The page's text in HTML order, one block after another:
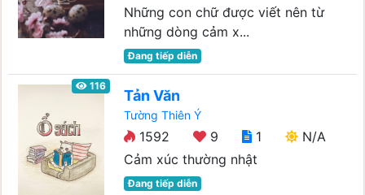
Những con chữ được viết nên từ
những dòng cảm x...
Đang tiếp diễn
116
Tản Văn
Tường Thiên Ý
1592 9 1
N/A
Cảm xúc thường nhật
Đang tiếp diễn